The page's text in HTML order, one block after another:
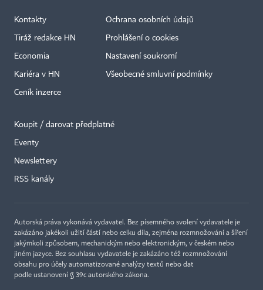
Kontakty
Tiráž redakce HN
Economia
Kariéra v HN
Ceník inzerce
Ochrana osobních údajů
Prohlášení o cookies
Nastavení soukromí
Všeobecné smluvní podmínky
Koupit / darovat předplatné
Eventy
Newslettery
RSS kanály
Autorská práva vykonává vydavatel. Bez písemného svolení vydavatele je
zakázáno jakékoli užití částí nebo celku díla, zejména rozmnožování a šíření
jakýmkoli způsobem, mechanickým nebo elektronickým, v českém nebo
jiném jazyce. Bez souhlasu vydavatele je zakázáno též rozmnožování
obsahu pro účely automatizované analýzy textů nebo dat
podle ustanovení § 39c autorského zákona.